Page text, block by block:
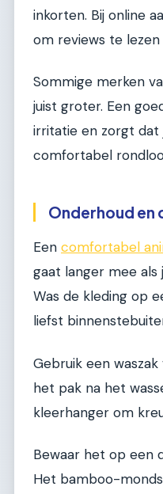
inkorten. Bij online
om reviews te
Sommige merken
juist groter. Een
irritatie en zorgt dat
comfortabel
Onderhoud en
Een comfortabel
gaat langer mee
Was de kleding op
liefst
Gebruik een
het pak na het
kleerhanger om
Bewaar het op een
Het bamboo-